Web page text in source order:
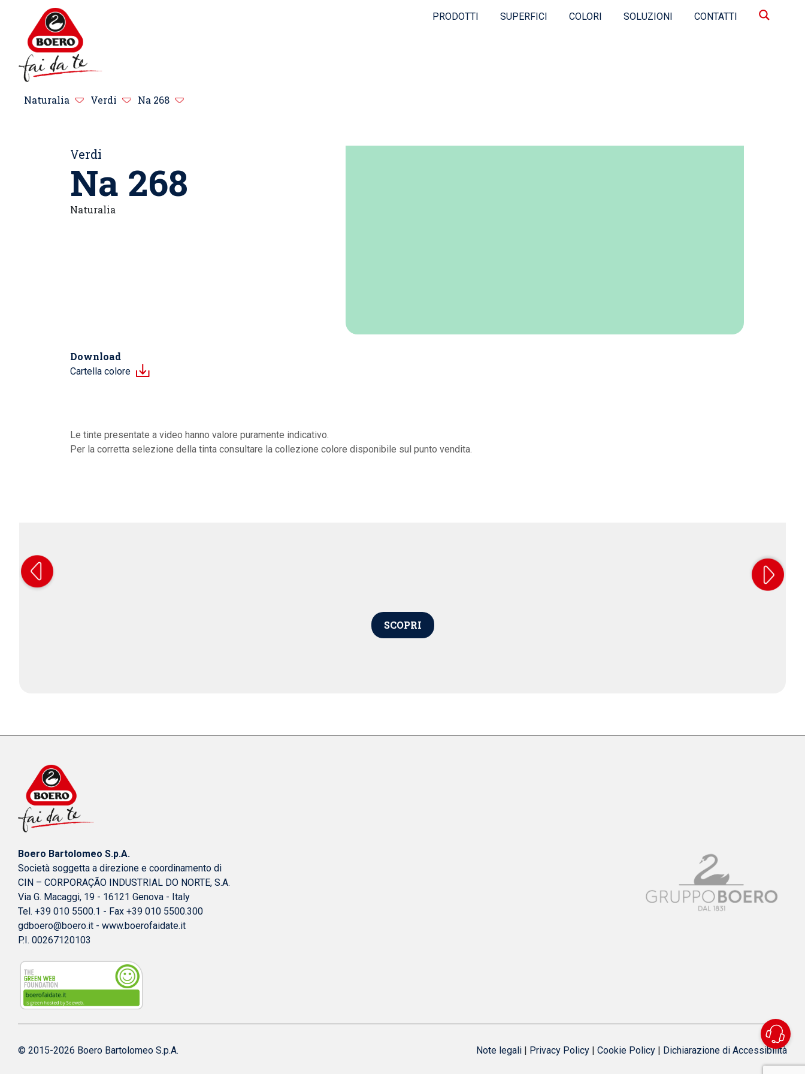
PRODOTTI SUPERFICI COLORI SOLUZIONI CONTATTI
Naturalia Verdi Na 268
Verdi
Na 268
Naturalia
Download
Cartella colore
Le tinte presentate a video hanno valore puramente indicativo.
Per la corretta selezione della tinta consultare la collezione colore disponibile sul punto vendita.
SCOPRI
Boero Bartolomeo S.p.A.
Società soggetta a direzione e coordinamento di
CIN – CORPORAÇÃO INDUSTRIAL DO NORTE, S.A.
Via G. Macaggi, 19 - 16121 Genova - Italy
Tel. +39 010 5500.1 - Fax +39 010 5500.300
gdboero@boero.it - www.boerofaidate.it
P.I. 00267120103
© 2015-2026 Boero Bartolomeo S.p.A. Note legali | Privacy Policy | Cookie Policy | Dichiarazione di Accessibilità